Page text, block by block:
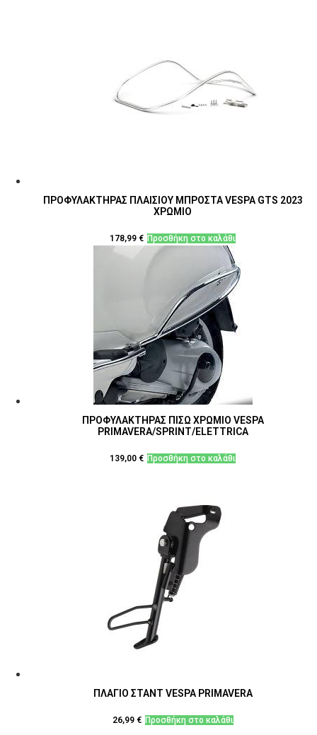
ΠΡΟΦΥΛΑΚΤΗΡΑΣ ΠΛΑΙΣΙΟΥ ΜΠΡΟΣΤΑ VESPA GTS 2023
ΧΡΩΜΙΟ
178,99 € Προσθήκη στο καλάθι
ΠΡΟΦΥΛΑΚΤΗΡΑΣ ΠΙΣΩ ΧΡΩΜΙΟ VESPA
PRIMAVERA/SPRINT/ELETTRICA
139,00 € Προσθήκη στο καλάθι
ΠΛΑΓΙΟ ΣΤΑΝΤ VESPA PRIMAVERA
26,99 € Προσθήκη στο καλάθι